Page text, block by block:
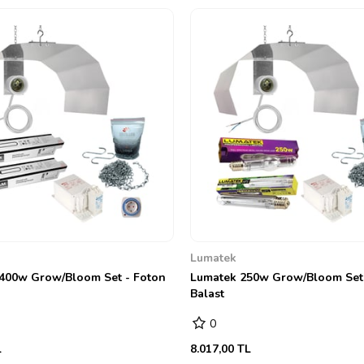
sahip mekanik zaman saatini
aralığını belirleyebilir ve
Uyarı:
HPS lambalar
ampul ile hem sizin hem de
yanıklara veya yangına neden
lamba ile temas ettirmemeniz
meydana gelebilir.
Tüm setlerimiz iki yıl garantilidir.
Grow/Bloom Set - Foton
Lumatek
Lumatek 250w Grow/Bloom
Balast
0
8.017,00 TL